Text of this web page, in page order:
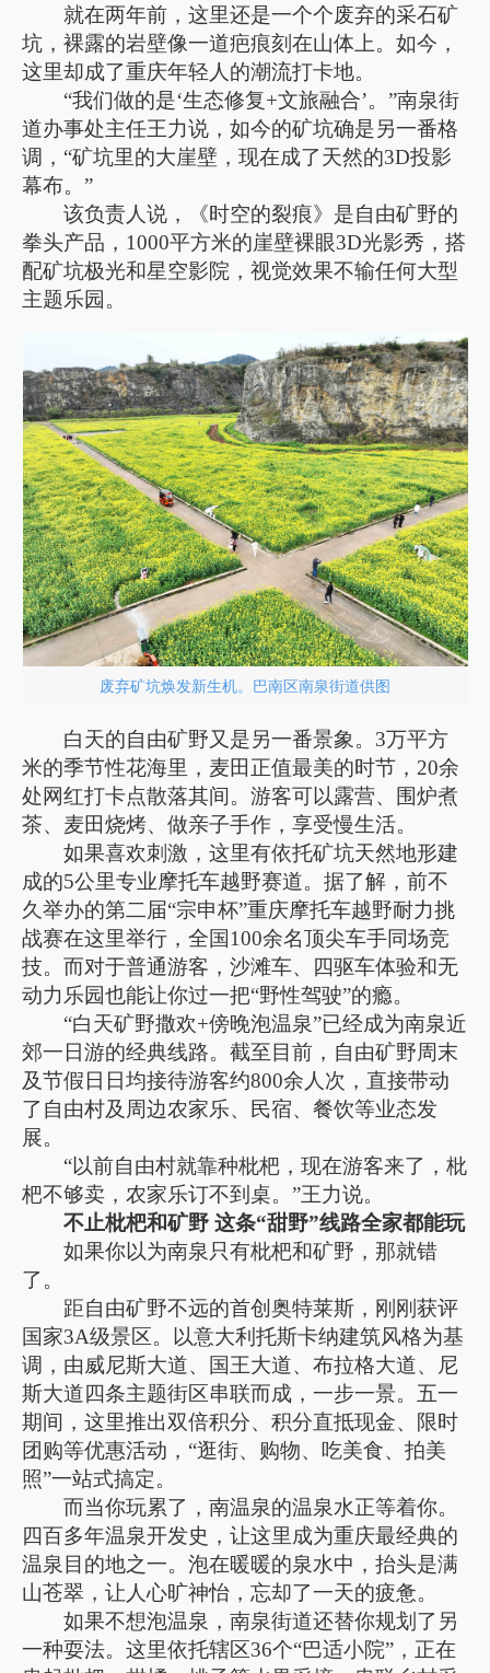
就在两年前，这里还是一个个废弃的采石矿
坑，裸露的岩壁像一道疤痕刻在山体上。如今，
这里却成了重庆年轻人的潮流打卡地。
“我们做的是‘生态修复+文旅融合’。”南泉街
道办事处主任王力说，如今的矿坑确是另一番格
调，“矿坑里的大崖壁，现在成了天然的3D投影
幕布。”
该负责人说，《时空的裂痕》是自由矿野的
拳头产品，1000平方米的崖壁裸眼3D光影秀，搭
配矿坑极光和星空影院，视觉效果不输任何大型
主题乐园。
废弃矿坑焕发新生机。巴南区南泉街道供图
白天的自由矿野又是另一番景象。3万平方
米的季节性花海里，麦田正值最美的时节，20余
处网红打卡点散落其间。游客可以露营、围炉煮
茶、麦田烧烤、做亲子手作，享受慢生活。
如果喜欢刺激，这里有依托矿坑天然地形建
成的5公里专业摩托车越野赛道。据了解，前不
久举办的第二届“宗申杯”重庆摩托车越野耐力挑
战赛在这里举行，全国100余名顶尖车手同场竞
技。而对于普通游客，沙滩车、四驱车体验和无
动力乐园也能让你过一把“野性驾驶”的瘾。
“白天矿野撒欢+傍晚泡温泉”已经成为南泉近
郊一日游的经典线路。截至目前，自由矿野周末
及节假日日均接待游客约800余人次，直接带动
了自由村及周边农家乐、民宿、餐饮等业态发
展。
“以前自由村就靠种枇杷，现在游客来了，枇
杷不够卖，农家乐订不到桌。”王力说。
不止枇杷和矿野 这条“甜野”线路全家都能玩
如果你以为南泉只有枇杷和矿野，那就错
了。
距自由矿野不远的首创奥特莱斯，刚刚获评
国家3A级景区。以意大利托斯卡纳建筑风格为基
调，由威尼斯大道、国王大道、布拉格大道、尼
斯大道四条主题街区串联而成，一步一景。五一
期间，这里推出双倍积分、积分直抵现金、限时
团购等优惠活动，“逛街、购物、吃美食、拍美
照”一站式搞定。
而当你玩累了，南温泉的温泉水正等着你。
四百多年温泉开发史，让这里成为重庆最经典的
温泉目的地之一。泡在暖暖的泉水中，抬头是满
山苍翠，让人心旷神怡，忘却了一天的疲惫。
如果不想泡温泉，南泉街道还替你规划了另
一种耍法。这里依托辖区36个“巴适小院”，正在